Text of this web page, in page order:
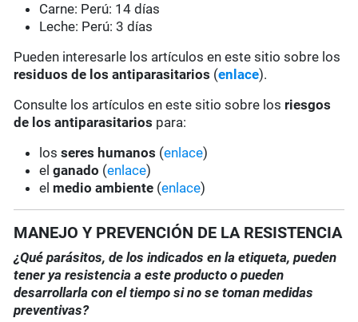
Carne: Perú: 14 días
Leche: Perú: 3 días
Pueden interesarle los artículos en este sitio sobre los
residuos de los antiparasitarios (enlace).
Consulte los artículos en este sitio sobre los riesgos
de los antiparasitarios para:
losseres humanos (enlace)
elganado (enlace)
el medio ambiente (enlace)
MANEJO Y PREVENCIÓN DE LA RESISTENCIA
¿Qué parásitos, de los indicados en la etiqueta, pueden
tener ya resistencia a este producto o pueden
desarrollarla con el tiempo si no se toman medidas
preventivas?